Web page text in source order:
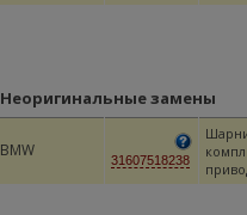
Неоригинальные замены
BMW 31607518238